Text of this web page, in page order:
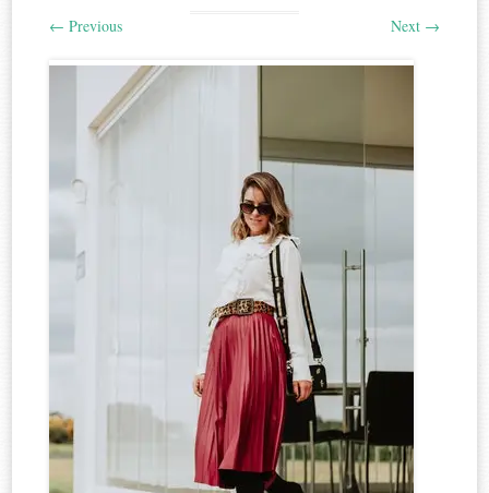
← Previous Next →